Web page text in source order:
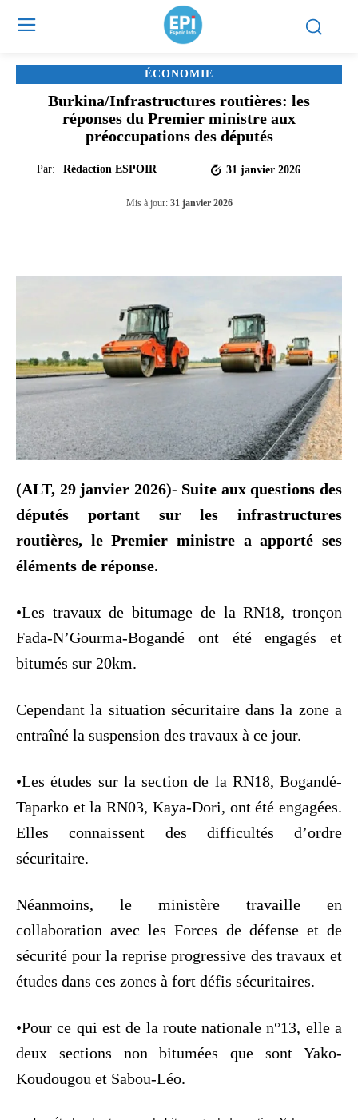
ÉCONOMIE
Burkina/Infrastructures routières: les
réponses du Premier ministre aux
préoccupations des députés
Par: Rédaction ESPOIR 31 janvier 2026
Mis à jour: 31 janvier 2026
(ALT, 29 janvier 2026)- Suite aux questions des
députés portant sur les infrastructures
routières, le Premier ministre a apporté ses
éléments de réponse.
•Les travaux de bitumage de la RN18, tronçon
Fada-N’Gourma-Bogandé ont été engagés et
bitumés sur 20km.
Cependant la situation sécuritaire dans la zone a
entraîné la suspension des travaux à ce jour.
•Les études sur la section de la RN18, Bogandé-
Taparko et la RN03, Kaya-Dori, ont été engagées.
Elles connaissent des difficultés d’ordre
sécuritaire.
Néanmoins, le ministère travaille en
collaboration avec les Forces de défense et de
sécurité pour la reprise progressive des travaux et
études dans ces zones à fort défis sécuritaires.
•Pour ce qui est de la route nationale n°13, elle a
deux sections non bitumées que sont Yako-
Koudougou et Sabou-Léo.